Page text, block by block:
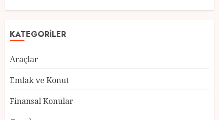
KATEGORILER
Araçlar
Emlak ve Konut
Finansal Konular
4